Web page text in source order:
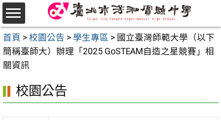
跳
至
主
要
內
首頁 > 校園公告 > 學生專區 > 國立臺灣師範大學（以下
簡稱臺師大）辦理「2025 GoSTEAM自造之星競賽」相
關資訊
校園公告
選
單